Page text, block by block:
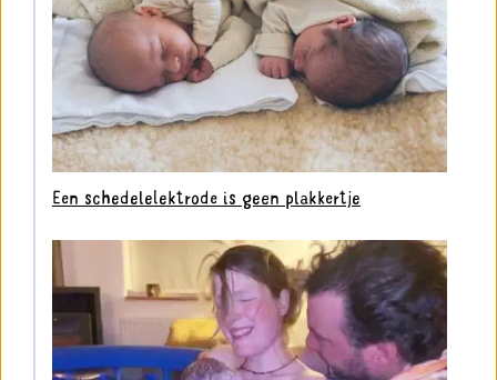
Een schedelelektrode is geen plakkertje